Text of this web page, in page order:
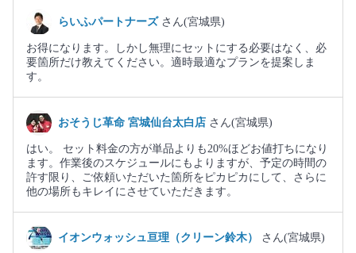
らいふパートナーズ さん(宮城県)
お得になります。しかし無理にセットにする必要はなく、必
要箇所だけ教えてください。適時最適なプランを提案しま
す。
おそうじ革命 宮城仙台太白店 さん(宮城県)
はい。 セット料金の方が単品よりも20%ほどお値打ちになり
ます。作業後のスケジュールにもよりますが、予定の時間の
許す限り、ご依頼いただいた箇所をピカピカにして、さらに
他の場所もキレイにさせていただきます。
イオンウォッシュ亘理（クリーン鈴木） さん(宮城県)